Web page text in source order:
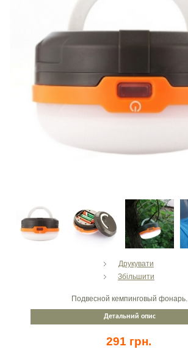
Друкувати
Збільшити
Подвесной кемпинговый фонарь.
Детальний опис
291 грн.